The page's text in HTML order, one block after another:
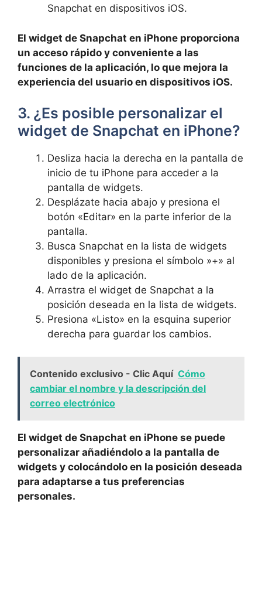
Snapchat ⁢en dispositivos ⁣iOS.
El ‌widget de Snapchat en iPhone⁢ proporciona
un acceso ⁢rápido⁤ y conveniente a las
funciones de ​la aplicación, lo que mejora⁣ la
experiencia del usuario​ en dispositivos iOS.
3. ¿Es posible personalizar el
widget de Snapchat en iPhone?
Desliza hacia la derecha en la⁣ pantalla de
⁤inicio ⁢de tu iPhone para‌ acceder a la ​
pantalla de widgets.
Desplázate hacia abajo y presiona el
botón «Editar» en ​la parte inferior de la
pantalla.
Busca Snapchat‌ en la lista de ⁣widgets
disponibles y presiona el símbolo ⁣»+»⁤ al
lado de la⁢ aplicación.
Arrastra el widget ‌de Snapchat a ‍la
posición deseada en la lista​ de widgets.
Presiona «Listo» en la esquina superior
derecha ⁣para guardar los cambios.
Contenido exclusivo - Clic Aquí Cómo
cambiar el nombre y la descripción del
correo electrónico
El widget de Snapchat en iPhone se puede
⁤personalizar añadiéndolo ⁣a la pantalla de
widgets y‍ colocándolo en la⁤ posición deseada
para adaptarse a⁢ tus preferencias‍
personales.